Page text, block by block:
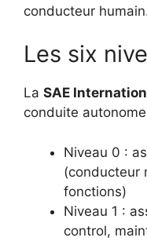
conducteur
Les six
La SAE
conduite
Niveau 0 :
(conducteur
fonctions)
Niveau 1 :
control,